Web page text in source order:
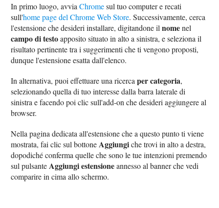
In primo luogo, avviaChromesul tuo computer e recati
sull'home page del Chrome Web Store. Successivamente, cerca
l'estensione che desideri installare, digitandone ilnomenel
campo di testoapposito situato in alto a sinistra, e seleziona il
risultato pertinente tra i suggerimenti che ti vengono proposti,
dunque l'estensione esatta dall'elenco.
In alternativa, puoi effettuare una ricercaper categoria,
selezionando quella di tuo interesse dalla barra laterale di
sinistra e facendo poi clic sull'add-on che desideri aggiungere al
browser.
Nella pagina dedicata all'estensione che a questo punto ti viene
mostrata, fai clic sul bottone Aggiungiche trovi in alto a destra,
dopodiché conferma quelle che sono le tue intenzioni premendo
sul pulsante Aggiungi estensioneannesso al banner che vedi
comparire in cima allo schermo.